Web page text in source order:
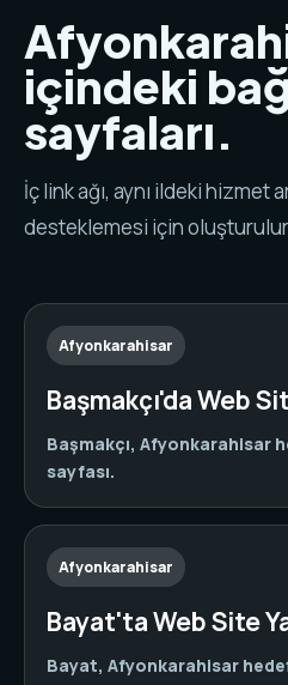
içindeki
sayfaları.
İç link ağı, aynı ildeki hizmet
desteklemesi için
Afyonkarahisar
Başmakçı'da Web
Başmakçı, Afyonkarahisar
sayfası.
Afyonkarahisar
Bayat'ta Web Site
Bayat, Afyonkarahisar